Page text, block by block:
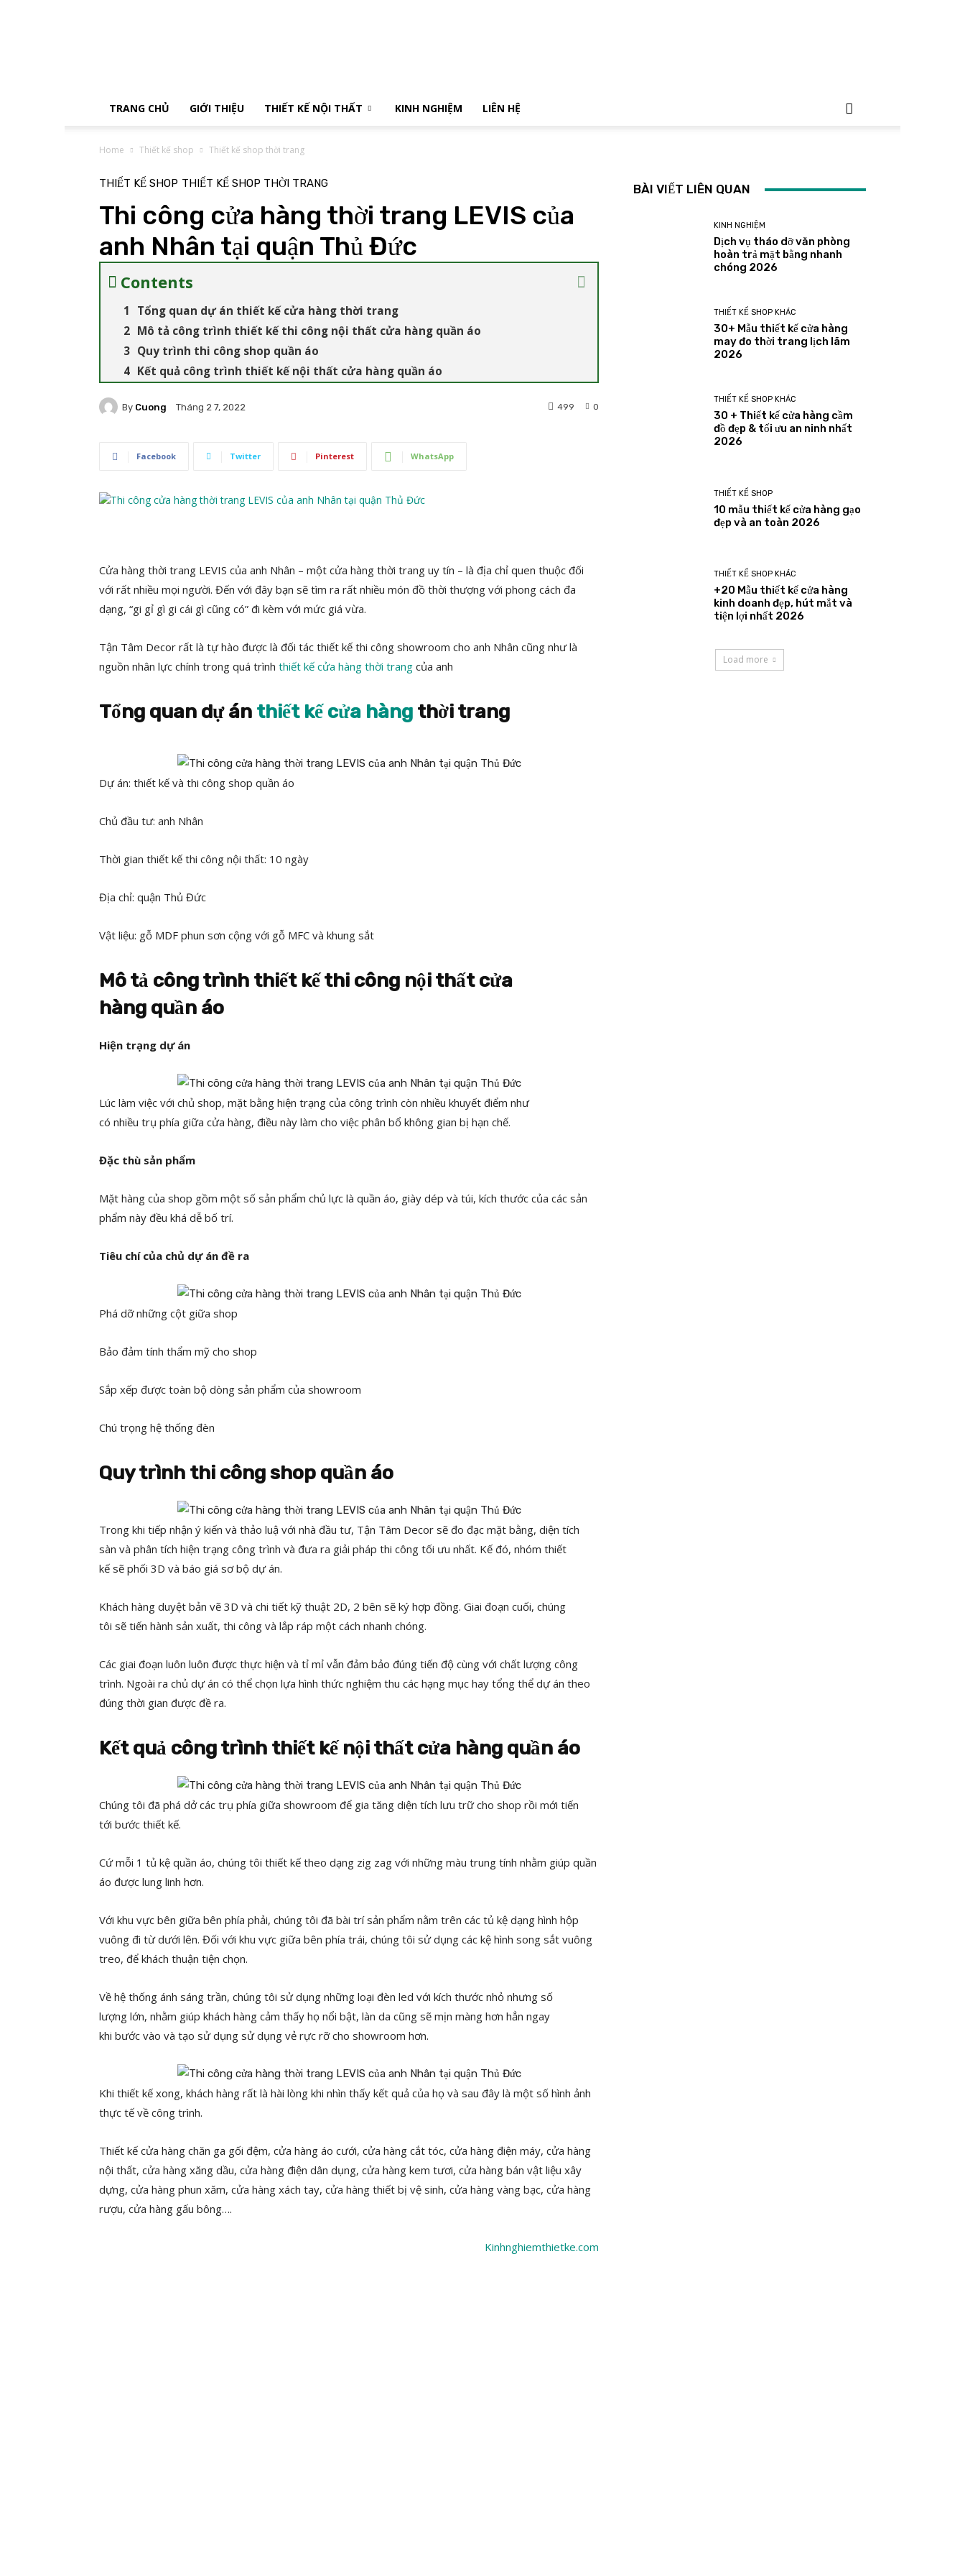
TRANG CHỦ GIỚI THIỆU THIẾT KẾ NỘI THẤT KINH NGHIỆM LIÊN HỆ
Home Thiết kế shop Thiết kế shop thời trang
THIẾT KẾ SHOP THIẾT KẾ SHOP THỜI TRANG
Thi công cửa hàng thời trang LEVIS của
anh Nhân tại quận Thủ Đức
Contents
Tổng quan dự án thiết kế cửa hàng thời trang
Mô tả công trình thiết kế thi công nội thất cửa hàng quần áo
Quy trình thi công shop quần áo
Kết quả công trình thiết kế nội thất cửa hàng quần áo
By Cuong Tháng 2 7, 2022 0
499
Facebook Twitter Pinterest WhatsApp
Cửa hàng thời trang LEVIS của anh Nhân – một cửa hàng thời trang uy tín – là địa chỉ quen thuộc đối
với rất nhiều mọi người. Đến với đây bạn sẽ tìm ra rất nhiều món đồ thời thượng với phong cách đa
dạng, “gi gỉ gì gi cái gì cũng có” đi kèm với mức giá vừa.
Tận Tâm Decor rất là tự hào được là đối tác thiết kế thi công showroom cho anh Nhân cũng như là
nguồn nhân lực chính trong quá trình thiết kế cửa hàng thời trang của anh
Tổng quan dự án thiết kế cửa hàng thời trang
Dự án: thiết kế và thi công shop quần áo
Chủ đầu tư: anh Nhân
Thời gian thiết kế thi công nội thất: 10 ngày
Địa chỉ: quận Thủ Đức
Vật liệu: gỗ MDF phun sơn cộng với gỗ MFC và khung sắt
Mô tả công trình thiết kế thi công nội thất cửa
hàng quần áo
Hiện trạng dự án
Lúc làm việc với chủ shop, mặt bằng hiện trạng của công trình còn nhiều khuyết điểm như
có nhiều trụ phía giữa cửa hàng, điều này làm cho việc phân bổ không gian bị hạn chế.
Đặc thù sản phẩm
Mặt hàng của shop gồm một số sản phẩm chủ lực là quần áo, giày dép và túi, kích thước của các sản
phẩm này đều khá dễ bố trí.
Tiêu chí của chủ dự án đề ra
Phá dỡ những cột giữa shop
Bảo đảm tính thẩm mỹ cho shop
Sắp xếp được toàn bộ dòng sản phẩm của showroom
Chú trọng hệ thống đèn
Quy trình thi công shop quần áo
Trong khi tiếp nhận ý kiến và thảo luậ với nhà đầu tư, Tận Tâm Decor sẽ đo đạc mặt bằng, diện tích
sàn và phân tích hiện trạng công trình và đưa ra giải pháp thi công tối ưu nhất. Kế đó, nhóm thiết
kế sẽ phối 3D và báo giá sơ bộ dự án.
Khách hàng duyệt bản vẽ 3D và chi tiết kỹ thuật 2D, 2 bên sẽ ký hợp đồng. Giai đoạn cuối, chúng
tôi sẽ tiến hành sản xuất, thi công và lắp ráp một cách nhanh chóng.
Các giai đoạn luôn luôn được thực hiện và tỉ mỉ vẫn đảm bảo đúng tiến độ cùng với chất lượng công
trình. Ngoài ra chủ dự án có thể chọn lựa hình thức nghiệm thu các hạng mục hay tổng thể dự án theo
đúng thời gian được đề ra.
Kết quả công trình thiết kế nội thất cửa hàng quần áo
Chúng tôi đã phá dở các trụ phía giữa showroom để gia tăng diện tích lưu trữ cho shop rồi mới tiến
tới bước thiết kế.
Cứ mỗi 1 tủ kệ quần áo, chúng tôi thiết kế theo dạng zig zag với những màu trung tính nhằm giúp quần
áo được lung linh hơn.
Với khu vực bên giữa bên phía phải, chúng tôi đã bài trí sản phẩm nằm trên các tủ kệ dạng hình hộp
vuông đi từ dưới lên. Đối với khu vực giữa bên phía trái, chúng tôi sử dụng các kệ hình song sắt vuông
treo, để khách thuận tiện chọn.
Về hệ thống ánh sáng trần, chúng tôi sử dụng những loại đèn led với kích thước nhỏ nhưng số
lượng lớn, nhằm giúp khách hàng cảm thấy họ nổi bật, làn da cũng sẽ mịn màng hơn hẳn ngay
khi bước vào và tạo sử dụng sử dụng vẻ rực rỡ cho showroom hơn.
Khi thiết kế xong, khách hàng rất là hài lòng khi nhìn thấy kết quả của họ và sau đây là một số hình ảnh
thực tế về công trình.
Thiết kế cửa hàng chăn ga gối đệm, cửa hàng áo cưới, cửa hàng cắt tóc, cửa hàng điện máy, cửa hàng
nội thất, cửa hàng xăng dầu, cửa hàng điện dân dụng, cửa hàng kem tươi, cửa hàng bán vật liệu xây
dựng, cửa hàng phun xăm, cửa hàng xách tay, cửa hàng thiết bị vệ sinh, cửa hàng vàng bạc, cửa hàng
rượu, cửa hàng gấu bông….
Kinhnghiemthietke.com
BÀI VIẾT LIÊN QUAN
KINH NGHIỆM
Dịch vụ tháo dỡ văn phòng
hoàn trả mặt bằng nhanh
chóng 2026
THIẾT KẾ SHOP KHÁC
30+ Mẫu thiết kế cửa hàng
may đo thời trang lịch lãm
2026
THIẾT KẾ SHOP KHÁC
30 + Thiết kế cửa hàng cầm
đồ đẹp & tối ưu an ninh nhất
2026
THIẾT KẾ SHOP
10 mẫu thiết kế cửa hàng gạo
đẹp và an toàn 2026
THIẾT KẾ SHOP KHÁC
+20 Mẫu thiết kế cửa hàng
kinh doanh đẹp, hút mắt và
tiện lợi nhất 2026
Load more